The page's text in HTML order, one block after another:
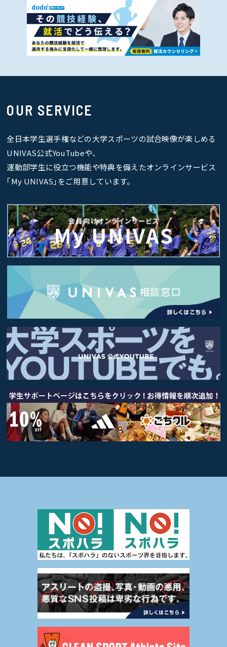
OUR SERVICE
全日本学生選手権などの大学スポーツの試合映像が楽しめる
UNIVAS公式YouTubeや、
運動部学生に役立つ機能や特典を備えたオンラインサービス
｢My UNIVAS｣をご用意しています。